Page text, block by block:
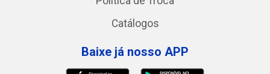
Catálogos
Baixe já nosso APP